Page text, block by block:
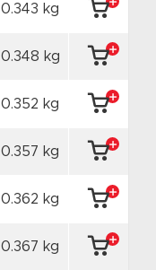
0.343 kg
0.348 kg
0.352 kg
0.357 kg
0.362 kg
0.367 kg